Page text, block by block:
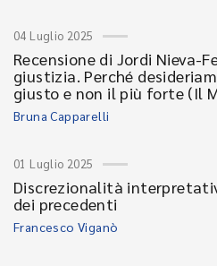
04 Luglio 2025
Recensione di Jordi Nieva-
giustizia. Perché
giusto e non il più forte (Il
Bruna Capparelli
01 Luglio 2025
Discrezionalità
dei precedenti
Francesco Viganò